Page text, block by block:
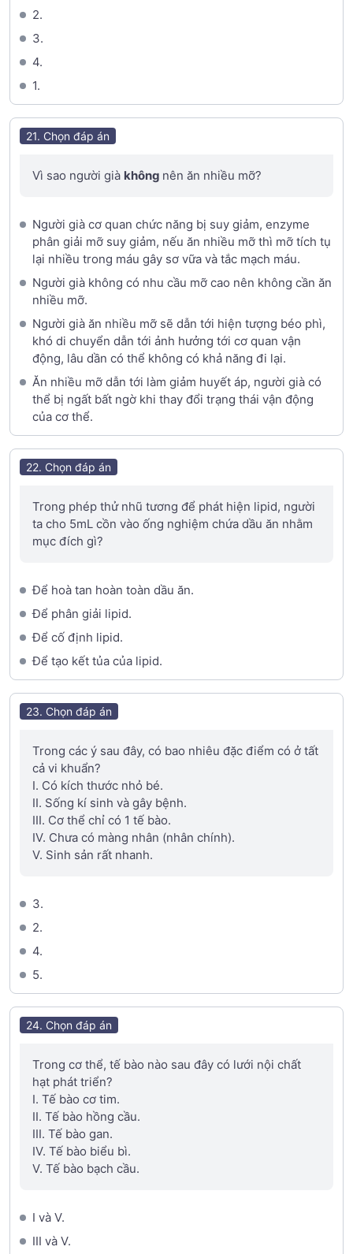
2.
3.
4.
1.
21. Chọn đáp án
Vì sao người già không nên ăn nhiều mỡ?
Người già cơ quan chức năng bị suy giảm, enzyme
phân giải mỡ suy giảm, nếu ăn nhiều mỡ thì mỡ tích tụ
lại nhiều trong máu gây sơ vữa và tắc mạch máu.
Người già không có nhu cầu mỡ cao nên không cần ăn
nhiều mỡ.
Người già ăn nhiều mỡ sẽ dẫn tới hiện tượng béo phì,
khó di chuyển dẫn tới ảnh hưởng tới cơ quan vận
động, lâu dần có thể không có khả năng đi lại.
Ăn nhiều mỡ dẫn tới làm giảm huyết áp, người già có
thể bị ngất bất ngờ khi thay đổi trạng thái vận động
của cơ thể.
22. Chọn đáp án
Trong phép thử nhũ tương để phát hiện lipid, người
ta cho 5mL cồn vào ống nghiệm chứa dầu ăn nhằm
mục đích gì?
Để hoà tan hoàn toàn dầu ăn.
Để phân giải lipid.
Để cố định lipid.
Để tạo kết tủa của lipid.
23. Chọn đáp án
Trong các ý sau đây, có bao nhiêu đặc điểm có ở tất
cả vi khuẩn?
I. Có kích thước nhỏ bé.
II. Sống kí sinh và gây bệnh.
III. Cơ thể chỉ có 1 tế bào.
IV. Chưa có màng nhân (nhân chính).
V. Sinh sản rất nhanh.
3.
2.
4.
5.
24. Chọn đáp án
Trong cơ thể, tế bào nào sau đây có lưới nội chất
hạt phát triển?
I. Tế bào cơ tim.
II. Tế bào hồng cầu.
III. Tế bào gan.
IV. Tế bào biểu bì.
V. Tế bào bạch cầu.
I và V.
III và V.